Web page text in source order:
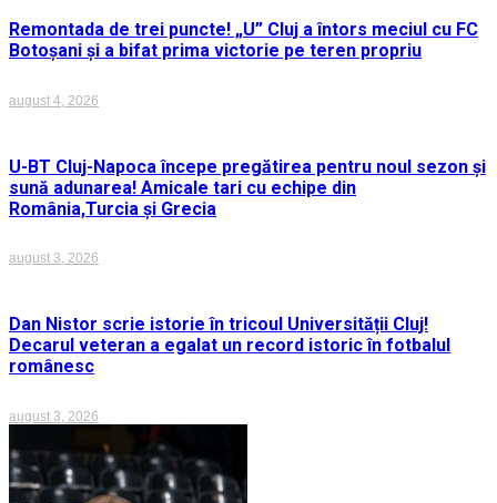
Remontada de trei puncte! „U” Cluj a întors meciul cu FC
Botoșani și a bifat prima victorie pe teren propriu
august 4, 2026
U-BT Cluj-Napoca începe pregătirea pentru noul sezon și
sună adunarea! Amicale tari cu echipe din
România,Turcia și Grecia
august 3, 2026
Dan Nistor scrie istorie în tricoul Universității Cluj!
Decarul veteran a egalat un record istoric în fotbalul
românesc
august 3, 2026